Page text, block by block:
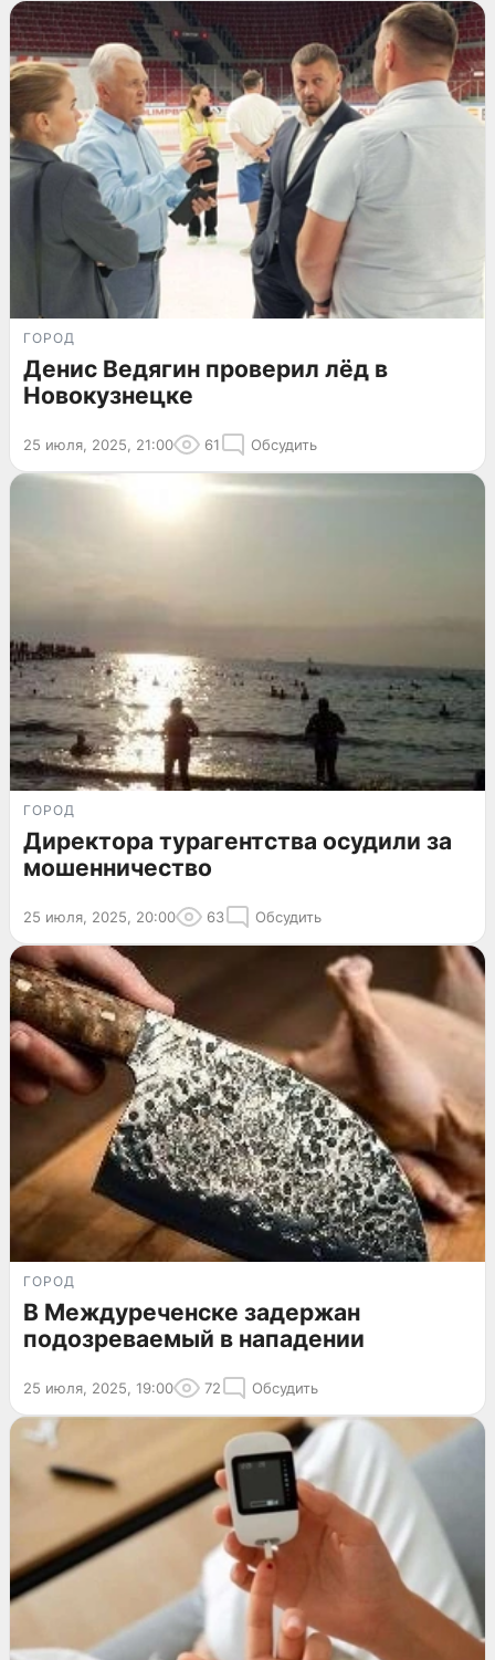
ГОРОД
Денис Ведягин проверил лёд в
Новокузнецке
25 июля, 2025, 21:00 61 Обсудить
ГОРОД
Директора турагентства осудили за
мошенничество
25 июля, 2025, 20:00 63 Обсудить
ГОРОД
В Междуреченске задержан
подозреваемый в нападении
25 июля, 2025, 19:00 72 Обсудить